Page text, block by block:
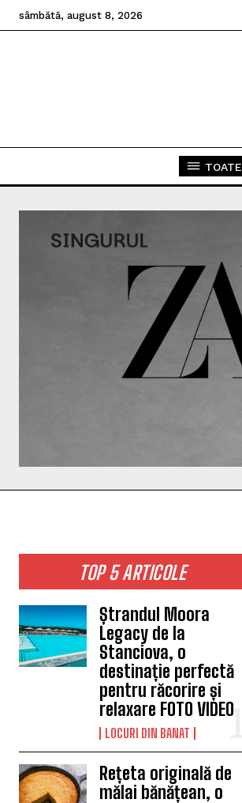
sâmbătă, august 8, 2026
TOATE
TOP 5 ARTICOLE
Ștrandul Moora
Legacy de la
Stanciova, o
destinație perfectă
pentru răcorire și
relaxare FOTO VIDEO
LOCURI DIN BANAT
Rețeta originală de
mălai bănățean, o